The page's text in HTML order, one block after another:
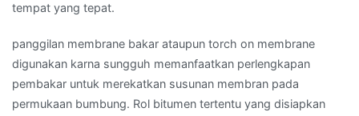
tempat yang tepat.
panggilan membrane bakar ataupun torch on membrane
digunakan karna sungguh memanfaatkan perlengkapan
pembakar untuk merekatkan susunan membran pada
permukaan bumbung. Rol bitumen tertentu yang disiapkan